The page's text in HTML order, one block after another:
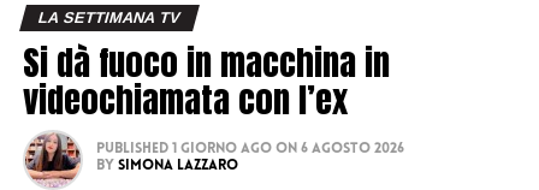
LA SETTIMANA TV
Si dà fuoco in macchina in
videochiamata con l’ex
Published 1 giorno ago on 6 Agosto 2026
By Simona Lazzaro